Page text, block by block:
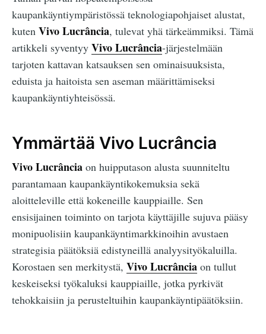
kaupankäyntiympäristössä teknologiapohjaiset alustat,
kuten Vivo Lucrância, tulevat yhä tärkeämmiksi. Tämä
artikkeli syventyy Vivo Lucrância-järjestelmään
tarjoten kattavan katsauksen sen ominaisuuksista,
eduista ja haitoista sen aseman määrittämiseksi
kaupankäyntiyhteisössä.
Ymmärtää Vivo Lucrância
Vivo Lucrância on huipputason alusta suunniteltu
parantamaan kaupankäyntikokemuksia sekä
aloitteleville että kokeneille kauppiaille. Sen
ensisijainen toiminto on tarjota käyttäjille sujuva pääsy
monipuolisiin kaupankäyntimarkkinoihin avustaen
strategisia päätöksiä edistyneillä analyysityökaluilla.
Korostaen sen merkitystä, Vivo Lucrância on tullut
keskeiseksi työkaluksi kauppiaille, jotka pyrkivät
tehokkaisiin ja perusteltuihin kaupankäyntipäätöksiin.